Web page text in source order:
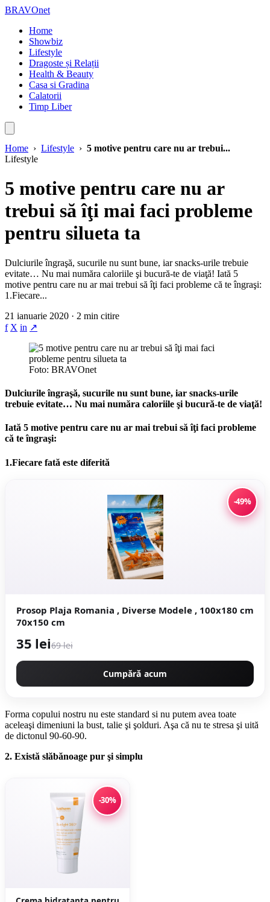
BRAVOnet
Home
Showbiz
Lifestyle
Dragoste și Relații
Health & Beauty
Casa si Gradina
Calatorii
Timp Liber
Home › Lifestyle › 5 motive pentru care nu ar trebui...
Lifestyle
5 motive pentru care nu ar
trebui să îţi mai faci probleme
pentru silueta ta
Dulciurile îngraşă, sucurile nu sunt bune, iar snacks-urile trebuie
evitate… Nu mai număra caloriile şi bucură-te de viaţă! Iată 5
motive pentru care nu ar mai trebui să îţi faci probleme că te îngraşi:
1.Fiecare...
21 ianuarie 2020 · 2 min citire
f X in ↗
Foto: BRAVOnet
Dulciurile îngraşă, sucurile nu sunt bune, iar snacks-urile
trebuie evitate… Nu mai număra caloriile şi bucură-te de viaţă!
Iată 5 motive pentru care nu ar mai trebui să îţi faci probleme
că te îngraşi:
1.Fiecare fată este diferită
-49%
Prosop Plaja Romania , Diverse Modele , 100x180 cm
70x150 cm
35 lei69 lei
Cumpără acum
Forma copului nostru nu este standard si nu putem avea toate
aceleaşi dimeniuni la bust, talie şi şolduri. Aşa că nu te stresa şi uită
de dictonul 90-60-90.
2. Există slăbănoage pur şi simplu
-30%